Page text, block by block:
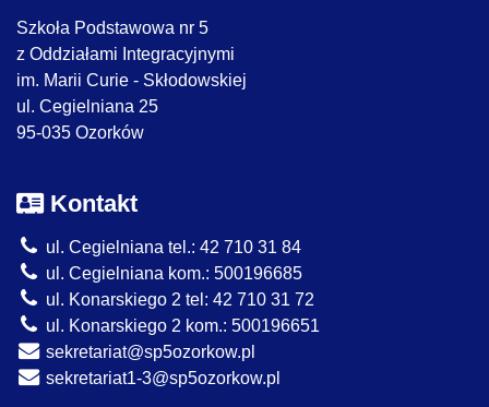
Szkoła Podstawowa nr 5
z Oddziałami Integracyjnymi
im. Marii Curie - Skłodowskiej
ul. Cegielniana 25
95-035 Ozorków
Kontakt
ul. Cegielniana tel.: 42 710 31 84
ul. Cegielniana kom.: 500196685
ul. Konarskiego 2 tel: 42 710 31 72
ul. Konarskiego 2 kom.: 500196651
sekretariat@sp5ozorkow.pl
sekretariat1-3@sp5ozorkow.pl